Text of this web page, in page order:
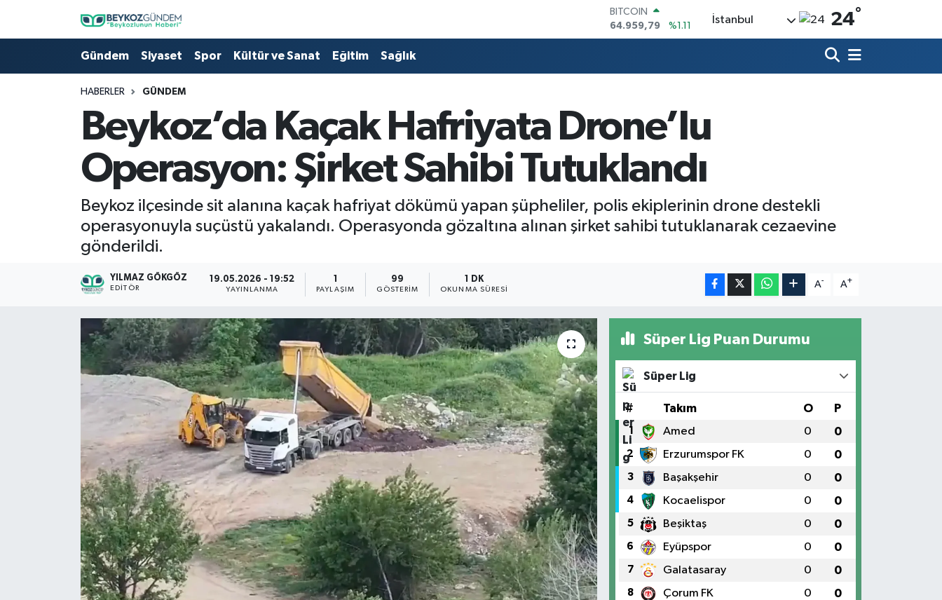
BITCOIN
64.959,79
%1.11
GRAM ALTIN
6660.55
%0.03
13.779
%-14
İstanbul 24°
Gündem Siyaset Spor Kültür ve Sanat Eğitim Sağlık
HABERLER GÜNDEM
Beykoz’da Kaçak Hafriyata Drone’lu
Operasyon: Şirket Sahibi Tutuklandı
Beykoz ilçesinde sit alanına kaçak hafriyat dökümü yapan şüpheliler, polis ekiplerinin drone destekli
operasyonuyla suçüstü yakalandı. Operasyonda gözaltına alınan şirket sahibi tutuklanarak cezaevine
gönderildi.
YILMAZ GÖKGÖZ
EDITÖR
19.05.2026 - 19:52
YAYINLANMA PAYLAŞIM
99
GÖSTERIM
1 DK
OKUNMA SÜRESI
A- A+
Süper Lig Puan Durumu
Süper Lig
# Takım O P
1 Amed 0 0
2 Erzurumspor FK 0 0
3 Başakşehir 0 0
4 Kocaelispor 0 0
5 Beşiktaş 0 0
6 Eyüpspor 0 0
7 Galatasaray 0 0
8 Çorum FK 0 0
Hava Durumu
Trafik Durumu
Süper Lig Puan Durumu ve Fikstür
Tüm Manşetler
Haber Arşivi